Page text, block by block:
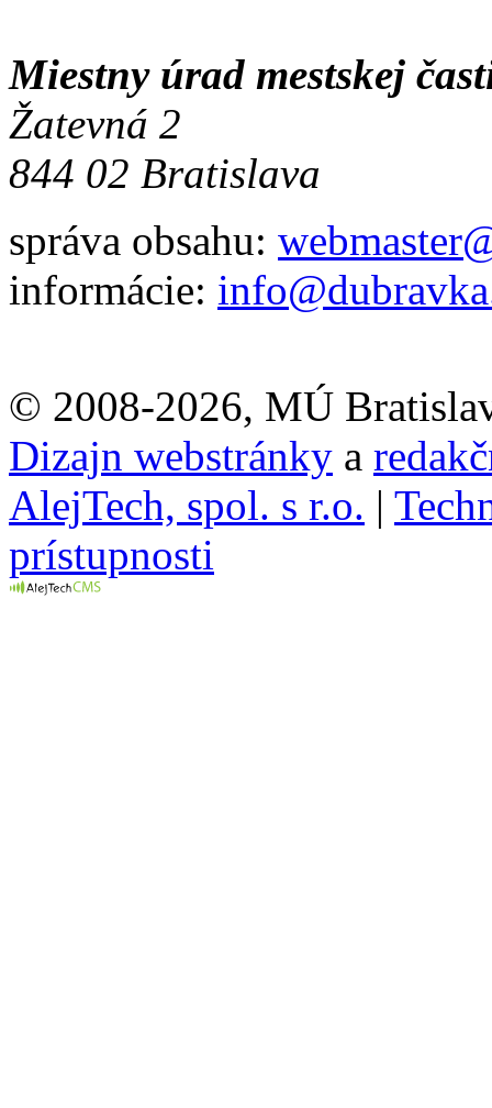
Miestny úrad mestskej
Žatevná 2
844 02 Bratislava
správa obsahu:
informácie:
© 2008-2026, MÚ
Dizajn webstránky a
AlejTech, spol. s r.o. |
prístupnosti